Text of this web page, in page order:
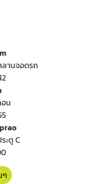
านจอดรถ
น
ะตู C
ๆ